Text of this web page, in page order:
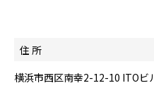
住 所
横浜市西区南幸2-12-10 ITOビ